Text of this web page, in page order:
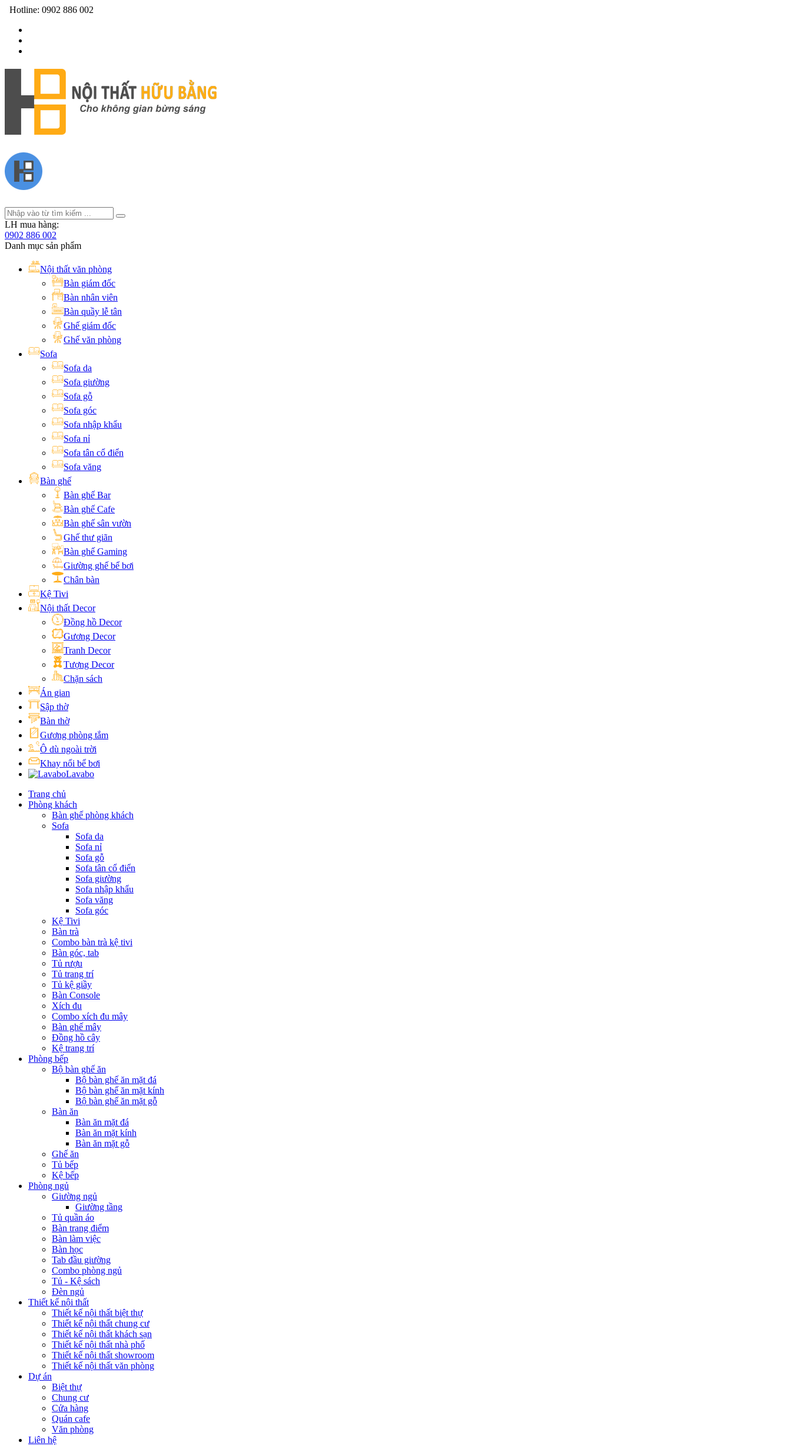
Hotline: 0902 886 002
LH mua hàng:
0902 886 002
Danh mục sản phẩm
Nội thất văn phòng
Bàn giám đốc
Bàn nhân viên
Bàn quầy lễ tân
Ghế giám đốc
Ghế văn phòng
Sofa
Sofa da
Sofa giường
Sofa gỗ
Sofa góc
Sofa nhập khẩu
Sofa nỉ
Sofa tân cổ điển
Sofa văng
Bàn ghế
Bàn ghế Bar
Bàn ghế Cafe
Bàn ghế sân vườn
Ghế thư giãn
Bàn ghế Gaming
Giường ghế bể bơi
Chân bàn
Kệ Tivi
Nội thất Decor
Đồng hồ Decor
Gương Decor
Tranh Decor
Tượng Decor
Chặn sách
Án gian
Sập thờ
Bàn thờ
Gương phòng tắm
Ô dù ngoài trời
Khay nổi bể bơi
Lavabo
Trang chủ
Phòng khách
Bàn ghế phòng khách
Sofa
Sofa da
Sofa nỉ
Sofa gỗ
Sofa tân cổ điển
Sofa giường
Sofa nhập khẩu
Sofa văng
Sofa góc
Kệ Tivi
Bàn trà
Combo bàn trà kệ tivi
Bàn góc, tab
Tủ rượu
Tủ trang trí
Tủ kệ giầy
Bàn Console
Xích đu
Combo xích đu mây
Bàn ghế mây
Đồng hồ cây
Kệ trang trí
Phòng bếp
Bộ bàn ghế ăn
Bộ bàn ghế ăn mặt đá
Bộ bàn ghế ăn mặt kính
Bộ bàn ghế ăn mặt gỗ
Bàn ăn
Bàn ăn mặt đá
Bàn ăn mặt kính
Bàn ăn mặt gỗ
Ghế ăn
Tủ bếp
Kệ bếp
Phòng ngủ
Giường ngủ
Giường tầng
Tủ quần áo
Bàn trang điểm
Bàn làm việc
Bàn học
Tab đầu giường
Combo phòng ngủ
Tủ - Kệ sách
Đèn ngủ
Thiết kế nội thất
Thiết kế nội thất biệt thự
Thiết kế nội thất chung cư
Thiết kế nội thất khách sạn
Thiết kế nội thất nhà phố
Thiết kế nội thất showroom
Thiết kế nội thất văn phòng
Dự án
Biệt thự
Chung cư
Cửa hàng
Quán cafe
Văn phòng
Liên hệ